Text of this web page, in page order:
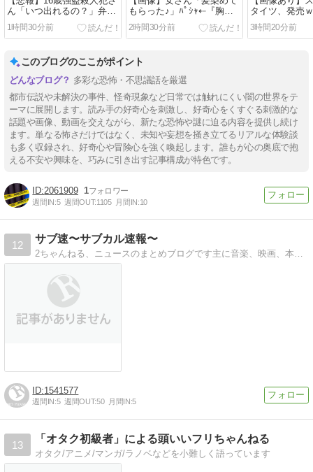
ん「いつ出れるの？」弁護
士「もう出られません」→
1時間30分前
もらった♪」ﾊﾟｼｬ⇠『胸』
にしか目がいかないｗｗｗ
ｗｗｗ
2時間30分前
タイツ、発売
ｗｗｗｗｗｗｗ
3時間20分前
このブログのここがポイント
多彩な恐怖・不思議話を厳選
都市伝説や未解決の事件、怪奇現象など日常では触れにくい闇の世界をテ
ーマに展開します。読み手の好奇心を刺激し、好奇心をくすぐる刺激的な
話題や画像、動画を交えながら、新たな恐怖や謎に迫る内容を提供し続け
ます。単なる怖さだけではなく、未知や妄想を掻き立てるリアルな体験談
も多く収録され、好奇心や冒険心を強く喚起します。誰もが心の奥底で抱
える不安や興味を、巧みに引き出す記事構成が特色です。
2061909 1
週間IN:5 週間OUT:1105 月間IN:10
12
サブ速〜サブカル速報〜
1541577
週間IN:5 週間OUT:50 月間IN:5
13
「オタク初級者」による頭いいフリちゃんねる
オタク/アニメ/マンガ/ラノベなどを小難しく語っています